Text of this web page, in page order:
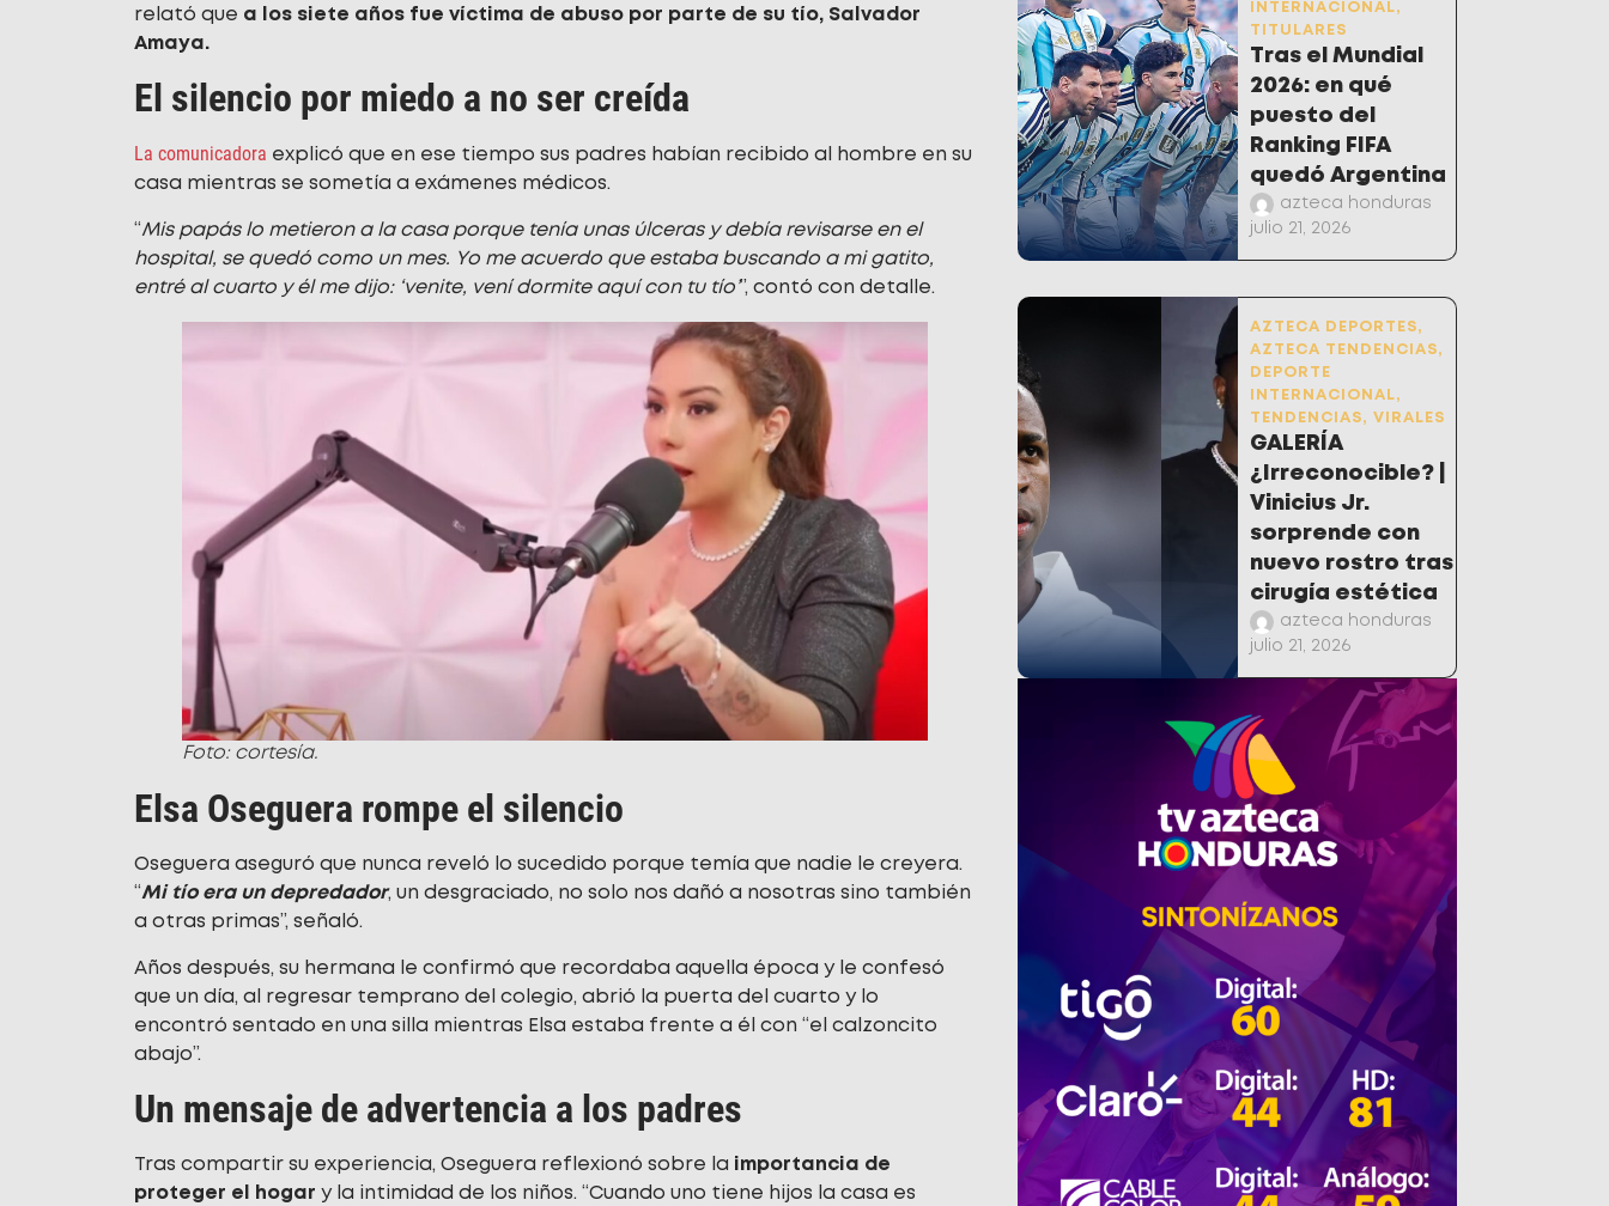
relató que a los siete años fue víctima de abuso por parte de su tío, Salvador
Amaya.
El silencio por miedo a no ser creída
La comunicadora explicó que en ese tiempo sus padres habían recibido al hombre en su
casa mientras se sometía a exámenes médicos.
“Mis papás lo metieron a la casa porque tenía unas úlceras y debía revisarse en el
hospital, se quedó como un mes. Yo me acuerdo que estaba buscando a mi gatito,
entré al cuarto y él me dijo: ‘venite, vení dormite aquí con tu tío’”, contó con detalle.
Foto: cortesía.
Elsa Oseguera rompe el silencio
Oseguera aseguró que nunca reveló lo sucedido porque temía que nadie le creyera.
“Mi tío era un depredador, un desgraciado, no solo nos dañó a nosotras sino también
a otras primas”, señaló.
Años después, su hermana le confirmó que recordaba aquella época y le confesó
que un día, al regresar temprano del colegio, abrió la puerta del cuarto y lo
encontró sentado en una silla mientras Elsa estaba frente a él con “el calzoncito
abajo”.
Un mensaje de advertencia a los padres
Tras compartir su experiencia, Oseguera reflexionó sobre la importancia de
proteger el hogar y la intimidad de los niños. “Cuando uno tiene hijos la casa es
INTERNACIONAL,
TITULARES
Tras el Mundial
2026: en qué
puesto del
Ranking FIFA
quedó Argentina
azteca honduras
julio 21, 2026
AZTECA DEPORTES,
AZTECA TENDENCIAS,
DEPORTE
INTERNACIONAL,
TENDENCIAS, VIRALES
GALERÍA
¿Irreconocible? |
Vinicius Jr.
sorprende con
nuevo rostro tras
cirugía estética
azteca honduras
julio 21, 2026